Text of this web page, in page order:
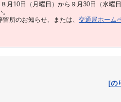
10日（月曜日）から９月30日（水曜日
所のお知らせ、または、 交通局ホーム
[の